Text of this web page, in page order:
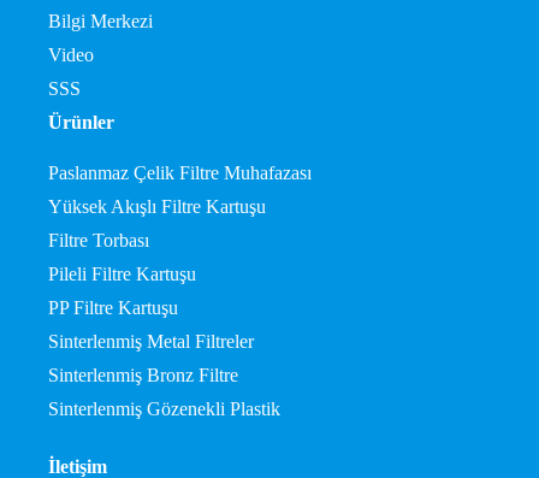
Bilgi Merkezi
Video
SSS
Ürünler
Paslanmaz Çelik Filtre Muhafazası
Yüksek Akışlı Filtre Kartuşu
Filtre Torbası
Pileli Filtre Kartuşu
PP Filtre Kartuşu
Sinterlenmiş Metal Filtreler
Sinterlenmiş Bronz Filtre
Sinterlenmiş Gözenekli Plastik
İletişim